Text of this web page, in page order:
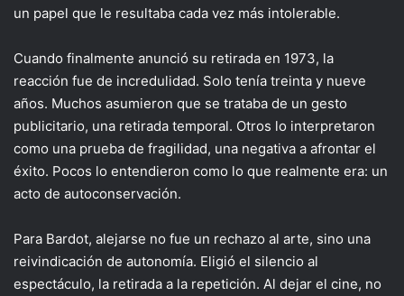
un papel que le resultaba cada vez más intolerable.
Cuando finalmente anunció su retirada en 1973, la
reacción fue de incredulidad. Solo tenía treinta y nueve
años. Muchos asumieron que se trataba de un gesto
publicitario, una retirada temporal. Otros lo interpretaron
como una prueba de fragilidad, una negativa a afrontar el
éxito. Pocos lo entendieron como lo que realmente era: un
acto de autoconservación.
Para Bardot, alejarse no fue un rechazo al arte, sino una
reivindicación de autonomía. Eligió el silencio al
espectáculo, la retirada a la repetición. Al dejar el cine, no